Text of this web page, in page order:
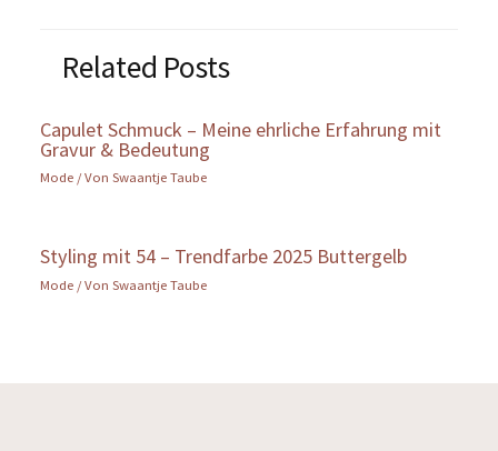
Related Posts
Capulet Schmuck – Meine ehrliche Erfahrung mit
Gravur & Bedeutung
Mode / VonSwaantje Taube
Styling mit 54 – Trendfarbe 2025 Buttergelb
Mode / VonSwaantje Taube